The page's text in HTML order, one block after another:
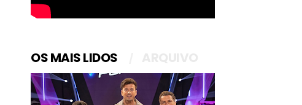
OS MAIS LIDOS